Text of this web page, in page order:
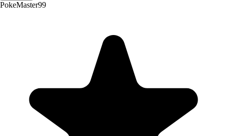
PokeMaster99